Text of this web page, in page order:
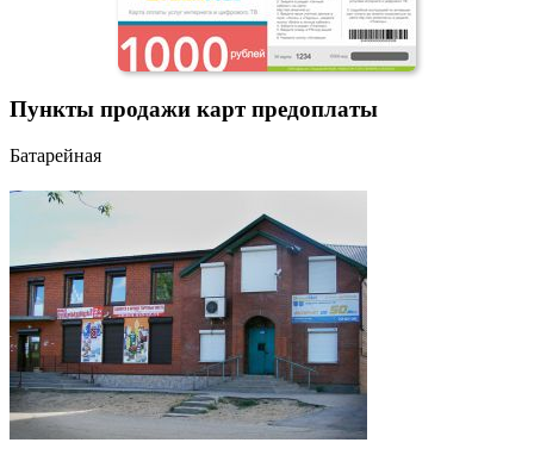
Пункты продажи карт предоплаты
Батарейная